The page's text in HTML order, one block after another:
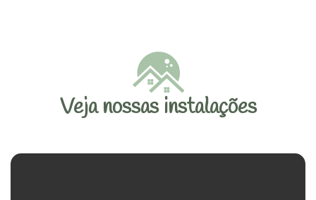
Veja nossas instalações